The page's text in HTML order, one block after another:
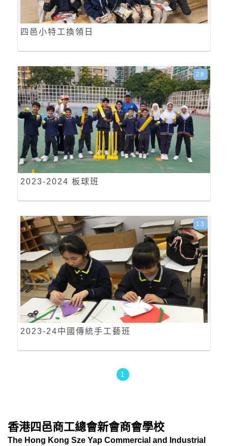
四邑小特工換領日
2023-2024 板球班
28
2023-24中國傳統手工藝班
13
1
香港四邑商工總會新會商會學校
The Hong Kong Sze Yap Commercial and Industrial